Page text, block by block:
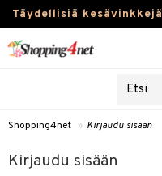
Täydellisiä kesävinkkejä
Piilolinssit
Luontaistuotteet
Shopping4net » Kirjaudu sisään
Kirjaudu sisään
sisään